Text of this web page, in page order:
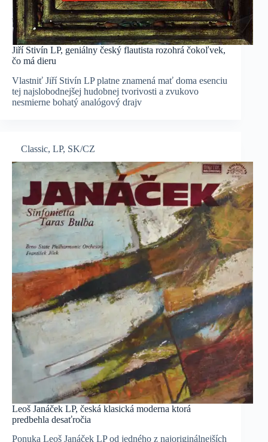
Jiří Stivín LP, geniálny český flautista rozohrá čokoľvek,
čo má dieru
Vlastniť Jiří Stivín LP platne znamená mať doma esenciu
tej najslobodnejšej hudobnej tvorivosti a zvukovo
nesmierne bohatý analógový drajv
Classic, LP, SK/CZ
Leoš Janáček LP, česká klasická moderna ktorá
predbehla desaťročia
Ponuka Leoš Janáček LP od jedného z najoriginálnejších